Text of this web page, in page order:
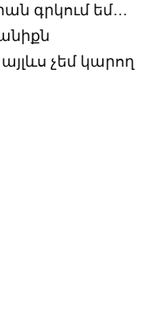
գրկում եմ…
չեմ կարող